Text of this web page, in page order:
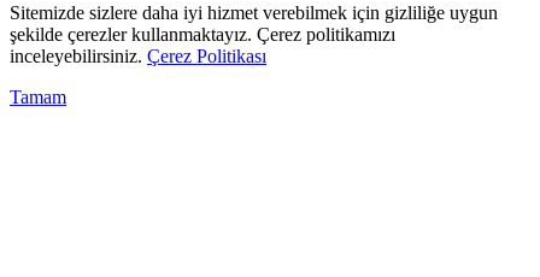
Sitemizde sizlere daha iyi hizmet verebilmek için gizliliğe uygun
şekilde çerezler kullanmaktayız. Çerez politikamızı
inceleyebilirsiniz. Çerez Politikası
Tamam